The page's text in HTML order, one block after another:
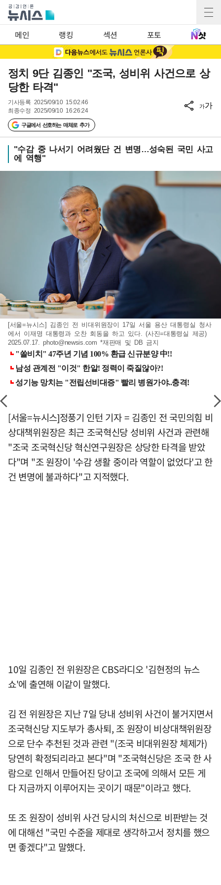
메인 랭킹 섹션 포토
정치 9단 김종인 "조국, 성비위 사건으로 상
당한 타격"
기사등록 2025/09/10 15:02:46
최종수정 2025/09/10 16:26:24
구글에서 선호하는 매체로 추가
가가
"수감 중 나서기 어려웠단 건 변명…성숙된 국민 사고
에 역행"
[서울=뉴시스] 김종인 전 비대위원장이 17일 서울 용산 대통령실 청사
에서 이재명 대통령과 오찬 회동을 하고 있다. (사진=대통령실 제공)
2025.07.17.photo@newsis.com *재판매 및 DB 금지
[서울=뉴시스]정풍기 인턴 기자 = 김종인 전 국민의힘 비
상대책위원장은 최근 조국혁신당 성비위 사건과 관련해
"조국 조국혁신당 혁신연구원장은 상당한 타격을 받았
다"며 "조 원장이 '수감 생활 중이라 역할이 없었다'고 한
건 변명에 불과하다"고 지적했다.
10일 김종인 전 위원장은 CBS라디오 '김현정의 뉴스
쇼'에 출연해 이같이 말했다.
김 전 위원장은 지난 7일 당내 성비위 사건이 불거지면서
조국혁신당 지도부가 총사퇴, 조 원장이 비상대책위원장
으로 단수 추천된 것과 관련 "(조국 비대위원장 체제가)
당연히 확정되리라고 본다"며 "조국혁신당은 조국 한 사
람으로 인해서 만들어진 당이고 조국에 의해서 모든 게
다 지금까지 이루어지는 곳이기 때문"이라고 했다.
또 조 원장이 성비위 사건 당시의 처신으로 비판받는 것
에 대해선 "국민 수준을 제대로 생각하고서 정치를 했으
면 좋겠다"고 말했다.